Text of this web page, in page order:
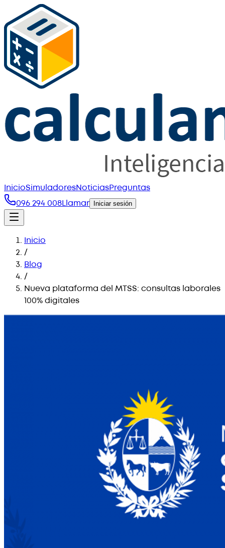
InicioSimuladoresNoticiasPreguntas
096 294 008Llamar Iniciar sesión
Inicio
/
Blog
/
Nueva plataforma del MTSS: consultas laborales
100% digitales